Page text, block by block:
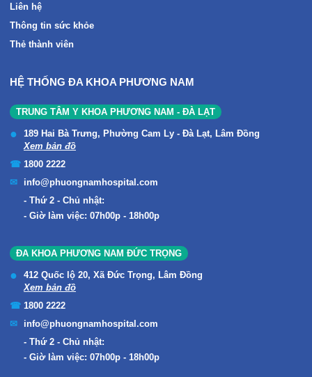
Liên hệ
Thông tin sức khỏe
Thẻ thành viên
HỆ THỐNG ĐA KHOA PHƯƠNG NAM
TRUNG TÂM Y KHOA PHƯƠNG NAM - ĐÀ LẠT
189 Hai Bà Trưng, Phường Cam Ly - Đà Lạt, Lâm Đồng
Xem bản đồ
1800 2222
info@phuongnamhospital.com
Thứ 2 - Chủ nhật:
Giờ làm việc: 07h00p - 18h00p
ĐA KHOA PHƯƠNG NAM ĐỨC TRỌNG
412 Quốc lộ 20, Xã Đức Trọng, Lâm Đồng
Xem bản đồ
1800 2222
info@phuongnamhospital.com
Thứ 2 - Chủ nhật:
Giờ làm việc: 07h00p - 18h00p